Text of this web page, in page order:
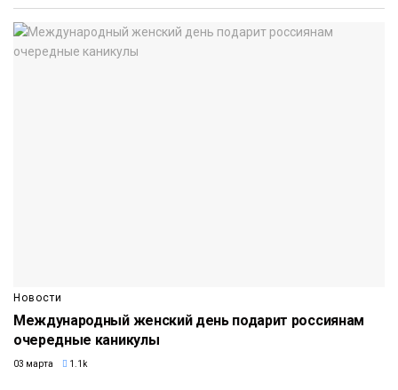
Новости
Международный женский день подарит россиянам
очередные каникулы
03 марта 1.1k